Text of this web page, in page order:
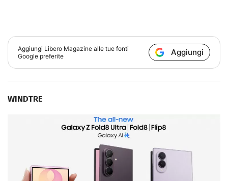
Aggiungi Libero Magazine alle tue fonti
Google preferite
Aggiungi
WINDTRE